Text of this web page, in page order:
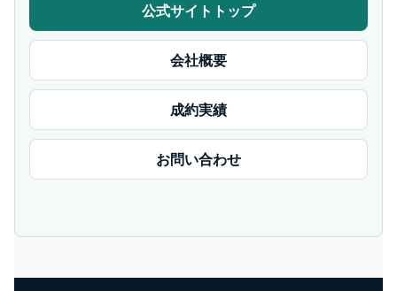
公式サイトトップ
会社概要
成約実績
お問い合わせ